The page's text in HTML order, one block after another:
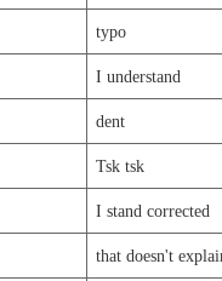
typo
I understand
dent
Tsk tsk
I stand corrected
that doesn't